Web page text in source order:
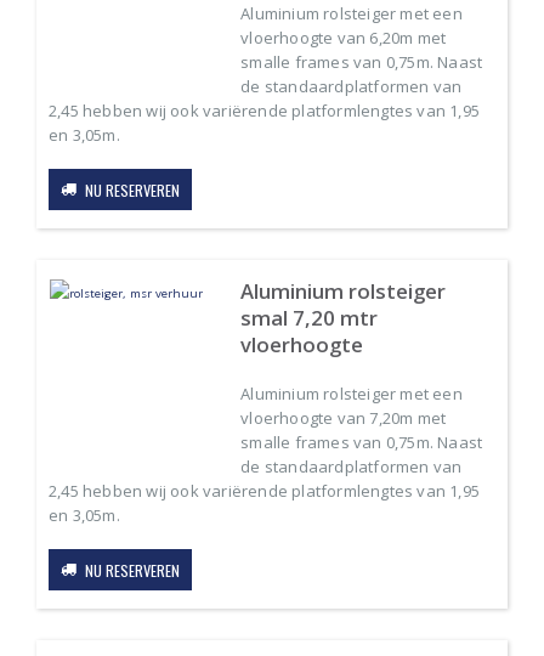
Aluminium rolsteiger met een
vloerhoogte van 6,20m met
smalle frames van 0,75m. Naast
de standaardplatformen van
2,45 hebben wij ook variërende platformlengtes van 1,95
en 3,05m.
NU RESERVEREN
Aluminium rolsteiger
smal 7,20 mtr
vloerhoogte
Aluminium rolsteiger met een
vloerhoogte van 7,20m met
smalle frames van 0,75m. Naast
de standaardplatformen van
2,45 hebben wij ook variërende platformlengtes van 1,95
en 3,05m.
NU RESERVEREN